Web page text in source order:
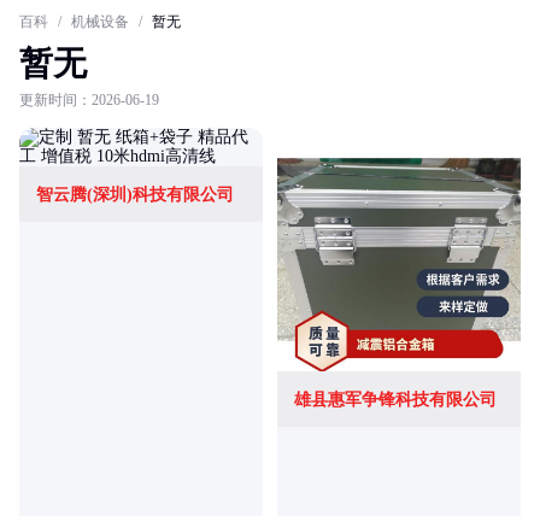
百科 / 机械设备 / 暂无
暂无
更新时间：2026-06-19
智云腾(深圳)科技有限公司
雄县惠军争锋科技有限公司